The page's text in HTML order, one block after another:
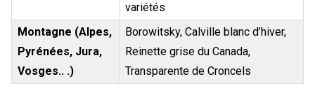
variétés
Montagne (Alpes,
Pyrénées, Jura,
Vosges.. .)
Borowitsky, Calville blanc d’hiver,
Reinette grise du Canada,
Transparente de Croncels